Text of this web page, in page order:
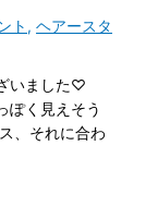
ト ,ヘアースタ
ざいました♡
ぽく見えそう
、それに合わ